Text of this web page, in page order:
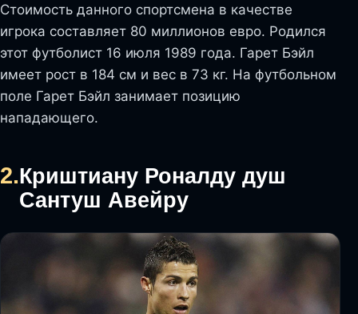
Стоимость данного спортсмена в качестве
игрока составляет 80 миллионов евро. Родился
этот футболист 16 июля 1989 года. Гарет Бэйл
имеет рост в 184 см и вес в 73 кг. На футбольном
поле Гарет Бэйл занимает позицию
нападающего.
2.Криштиану Роналду душ
Сантуш Авейру